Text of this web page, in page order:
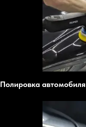
Полировка автомобиля